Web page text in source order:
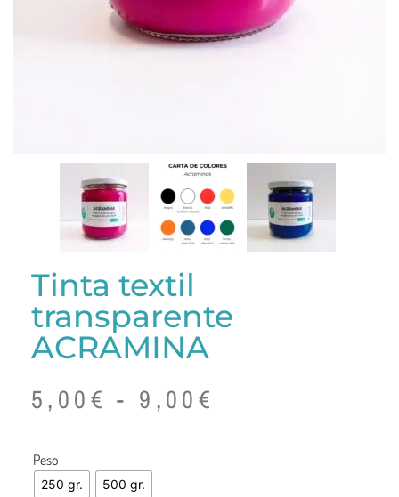
Tinta textil
transparente
ACRAMINA
5,00€ - 9,00€
Peso
250 gr. 500 gr.